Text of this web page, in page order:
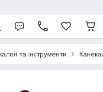
та інструменти